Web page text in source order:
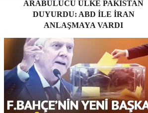
ARABULUCU ÜLKE PAKISTAN
DUYURDU: ABD ILE İRAN
ANLAŞMAYA VARDI